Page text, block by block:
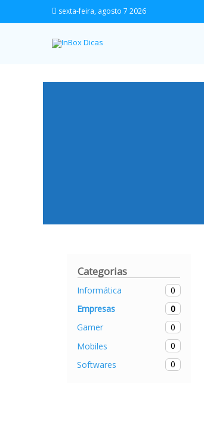
sexta-feira, agosto 7 2026
Categorias
Informática
0
Empresas
0
Gamer
0
Mobiles
0
Softwares
0